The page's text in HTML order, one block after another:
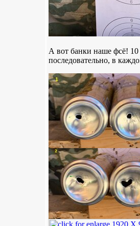
А вот банки наше фсё!
последовательно, в